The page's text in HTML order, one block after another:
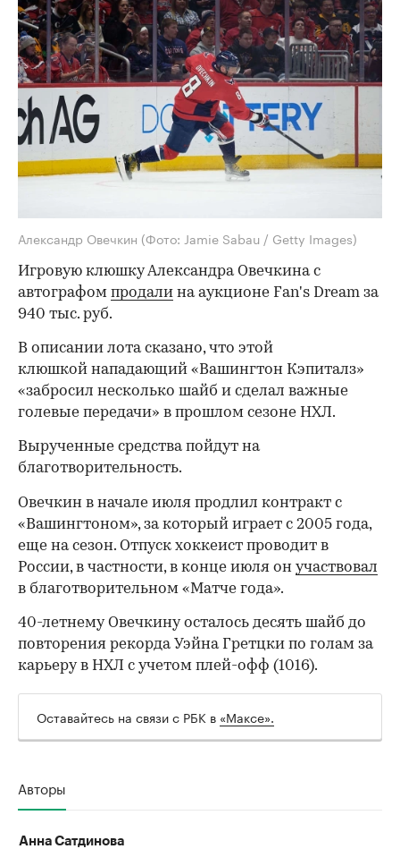
Александр Овечкин (Фото: Jamie Sabau / Getty Images)
Игровую клюшку Александра Овечкина с
автографом продали на аукционе Fan's Dream за
940 тыс. руб.
В описании лота сказано, что этой
клюшкой нападающий «Вашингтон Кэпиталз»
«забросил несколько шайб и сделал важные
голевые передачи» в прошлом сезоне НХЛ.
Вырученные средства пойдут на
благотворительность.
00:00
Овечкин в начале июля продлил контракт с
«Вашингтоном», за который играет с 2005 года,
еще на сезон. Отпуск хоккеист проводит в
России, в частности, в конце июля он участвовал
в благотворительном «Матче года».
40-летнему Овечкину осталось десять шайб до
повторения рекорда Уэйна Гретцки по голам за
карьеру в НХЛ с учетом плей-офф (1016).
Оставайтесь на связи с РБК в «Максе».
Авторы
Анна Сатдинова